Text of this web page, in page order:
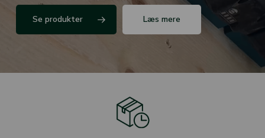
Se produkter Læs mere